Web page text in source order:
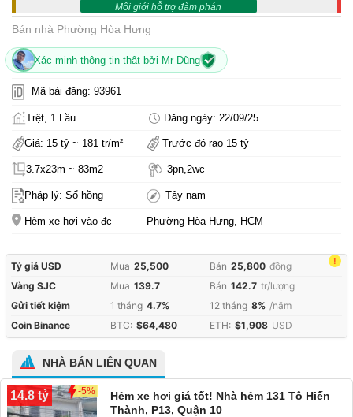
Môi giới hỗ trợ đàm phán
Bán nhà Phường Hòa Hưng
Xác minh thông tin thật bởi Mr Dũng
Mã bài đăng: 93961
Trệt, 1 Lầu Đăng ngày: 22/09/25
Giá: 15 tỷ ~ 181 tr/m² Trước đó rao 15 tỷ
3.7x23m ~ 83m2 3pn,2wc
Pháp lý: Sổ hồng Tây nam
Hẻm xe hơi vào đc Phường Hòa Hưng, HCM
!
Tỷ giá USD Mua 25,500 Bán 25,800 đồng
Vàng SJC
Mua 139.7 Bán 142.7 tr/lượng
Gửi tiết kiệm
1 tháng 4.7% 12 tháng 8% /năm
Coin Binance
BTC: $64,480 ETH: $1,908 USD
NHÀ BÁN LIÊN QUAN
14.8 tỷ -5%
Hẻm xe hơi giá tốt! Nhà hẻm 131 Tô Hiến
Thành, P13, Quận 10